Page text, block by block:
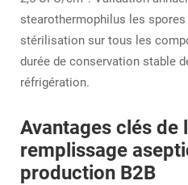
stearothermophilus les
stérilisation sur tous les
durée de conservation stable
réfrigération.
Avantages clés de
remplissage
production B2B